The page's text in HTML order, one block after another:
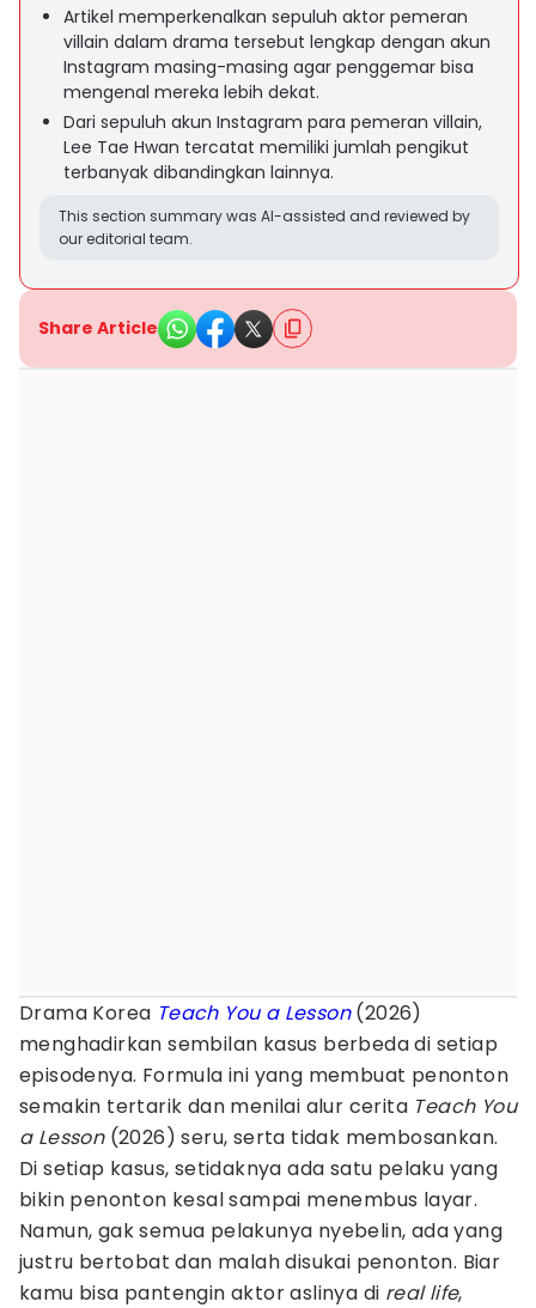
Artikel memperkenalkan sepuluh aktor pemeran
villain dalam drama tersebut lengkap dengan akun
Instagram masing-masing agar penggemar bisa
mengenal mereka lebih dekat.
Dari sepuluh akun Instagram para pemeran villain,
Lee Tae Hwan tercatat memiliki jumlah pengikut
terbanyak dibandingkan lainnya.
This section summary was AI-assisted and reviewed by
our editorial team.
Share Article
Drama Korea Teach You a Lesson (2026)
menghadirkan sembilan kasus berbeda di setiap
episodenya. Formula ini yang membuat penonton
semakin tertarik dan menilai alur cerita Teach You
a Lesson (2026) seru, serta tidak membosankan.
Di setiap kasus, setidaknya ada satu pelaku yang
bikin penonton kesal sampai menembus layar.
Namun, gak semua pelakunya nyebelin, ada yang
justru bertobat dan malah disukai penonton. Biar
kamu bisa pantengin aktor aslinya di real life,